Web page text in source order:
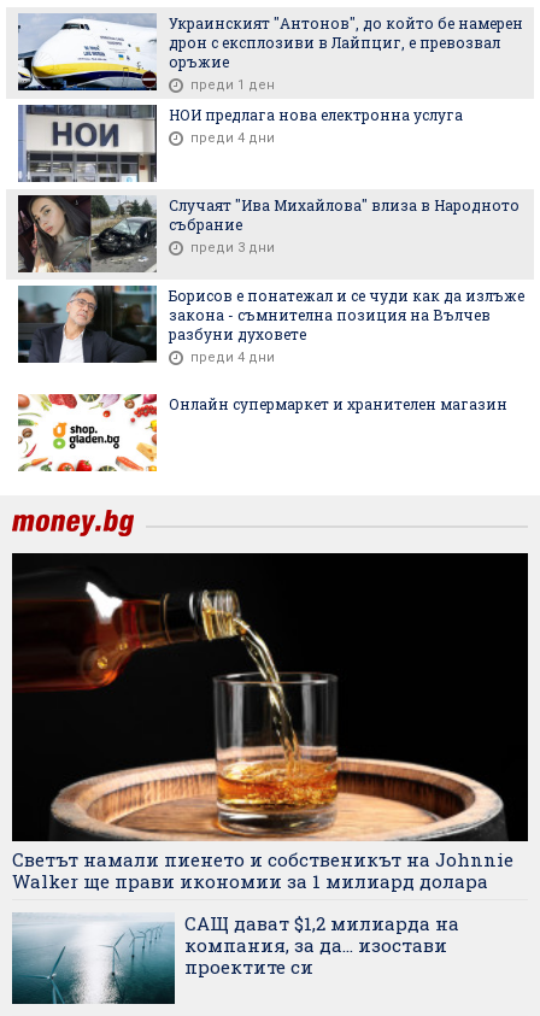
Украинският "Антонов", до който бе намерен
дрон с експлозиви в Лайпциг, е превозвал
оръжие
преди 1 ден
НОИ предлага нова електронна услуга
преди 4 дни
Случаят "Ива Михайлова" влиза в Народното
събрание
преди 3 дни
Борисов е понатежал и се чуди как да излъже
закона - съмнителна позиция на Вълчев
разбуни духовете
преди 4 дни
Онлайн супермаркет и хранителен магазин
Светът намали пиенето и собственикът на Johnnie
Walker ще прави икономии за 1 милиард долара
САЩ дават $1,2 милиарда на
компания, за да... изостави
проектите си